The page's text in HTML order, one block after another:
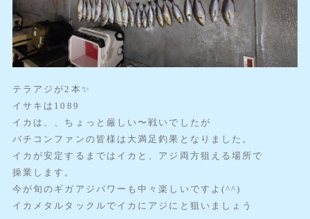
テラアジが2本✨️
イサキは1089
イカは、、ちょっと厳しい〜戦いでしたが
バチコンファンの皆様は大満足釣果となりました。
イカが安定するまではイカと、アジ両方狙える場所で
操業します。
今が旬のギガアジパワーも中々楽しいですよ(^^)
イカメタルタックルでイカにアジにと狙いましょう